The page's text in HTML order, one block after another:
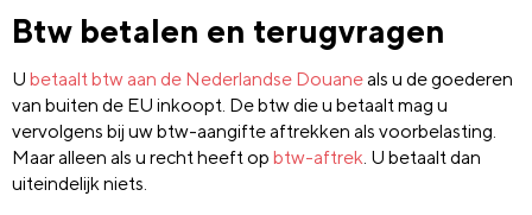
Btw betalen en terugvragen
U betaalt btw aan de Nederlandse Douaneals u de goederen
van buiten de EU inkoopt. De btw die u betaalt mag u
vervolgens bij uw btw-aangifte aftrekken als voorbelasting.
Maar alleen als u recht heeft op btw-aftrek. U betaalt dan
uiteindelijk niets.